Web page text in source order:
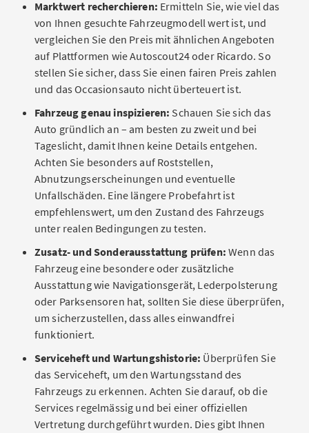
Marktwert recherchieren: Ermitteln Sie, wie viel das
von Ihnen gesuchte Fahrzeugmodell wert ist, und
vergleichen Sie den Preis mit ähnlichen Angeboten
auf Plattformen wie Autoscout24 oder Ricardo. So
stellen Sie sicher, dass Sie einen fairen Preis zahlen
und das Occasionsauto nicht überteuert ist.
Fahrzeug genau inspizieren: Schauen Sie sich das
Auto gründlich an – am besten zu zweit und bei
Tageslicht, damit Ihnen keine Details entgehen.
Achten Sie besonders auf Roststellen,
Abnutzungserscheinungen und eventuelle
Unfallschäden. Eine längere Probefahrt ist
empfehlenswert, um den Zustand des Fahrzeugs
unter realen Bedingungen zu testen.
Zusatz- und Sonderausstattung prüfen:Wenn das
Fahrzeug eine besondere oder zusätzliche
Ausstattung wie Navigationsgerät, Lederpolsterung
oder Parksensoren hat, sollten Sie diese überprüfen,
um sicherzustellen, dass alles einwandfrei
funktioniert.
Serviceheft und Wartungshistorie: Überprüfen Sie
das Serviceheft, um den Wartungsstand des
Fahrzeugs zu erkennen. Achten Sie darauf, ob die
Services regelmässig und bei einer offiziellen
Vertretung durchgeführt wurden. Dies gibt Ihnen